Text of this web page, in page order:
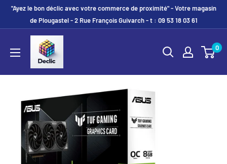
"Ayez le bon déclic avec votre commerce de proximité" - Votre magasin
de Plougastel - 2 Rue François Guivarch - t : 09 53 18 03 61
0